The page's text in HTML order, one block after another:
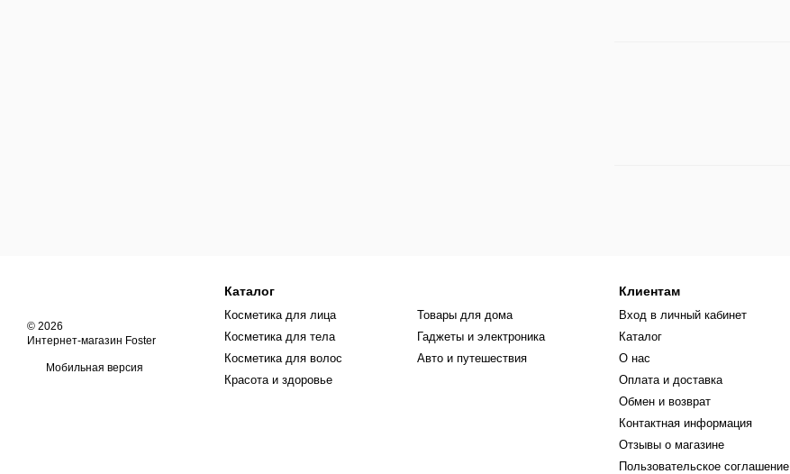
© 2026
Интернет-магазин Foster
Мобильная версия
Каталог
Косметика для лица
Косметика для тела
Косметика для волос
Красота и здоровье
Товары для дома
Гаджеты и электроника
Авто и путешествия
Клиентам
Вход в личный кабинет
Каталог
О нас
Оплата и доставка
Обмен и возврат
Контактная информация
Отзывы о магазине
Пользовательское соглашение